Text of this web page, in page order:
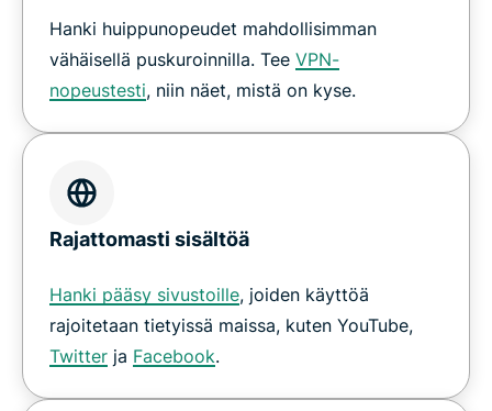
Hanki huippunopeudet mahdollisimman
vähäisellä puskuroinnilla. Tee VPN-
nopeustesti, niin näet, mistä on kyse.
Rajattomasti sisältöä
Hanki pääsy sivustoille, joiden käyttöä
rajoitetaan tietyissä maissa, kuten YouTube,
Twitter ja Facebook.